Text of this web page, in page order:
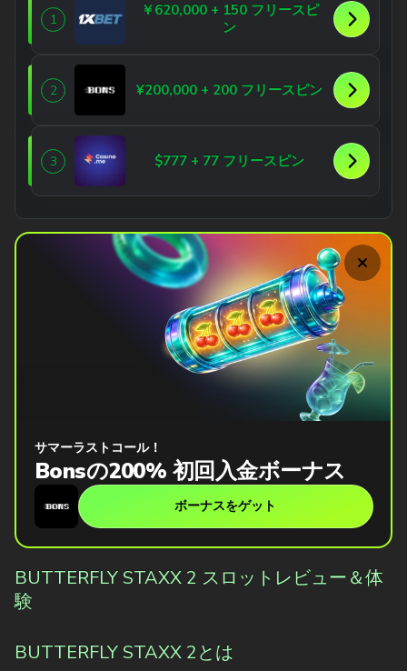
1
￥620,000 + 150 フリースピ
ン
2 ¥200,000 + 200 フリースピン
3 $777 + 77 フリースピン
サマーラストコール！
Bonsの200% 初回入金ボーナス
ボーナスをゲット
BUTTERFLY STAXX 2 スロットレビュー＆体
験
BUTTERFLY STAXX 2とは